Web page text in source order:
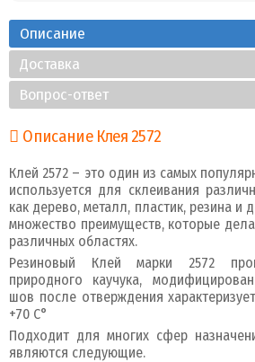
Описание
Доставка
Вопрос-ответ
Описание Клея 2572
Клей 2572 – это один из самых
используется для склеивания
как дерево, металл, пластик, резина и
множество преимуществ, которые
различных областях.
Резиновый Клей марки 2572
природного каучука,
шов после отверждения
+70 С°
Подходит для многих сфер
являются следующие.